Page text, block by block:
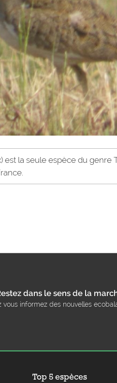
est la seule espèce du genre
dans le sens de la
vous informez des nouvelles
Top 5 espèces